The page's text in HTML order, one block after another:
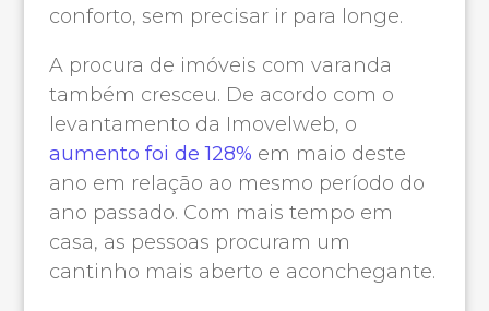
conforto, sem precisar ir para longe.
A procura de imóveis com varanda
também cresceu. De acordo com o
levantamento da Imovelweb, o
aumento foi de 128% em maio deste
ano em relação ao mesmo período do
ano passado. Com mais tempo em
casa, as pessoas procuram um
cantinho mais aberto e aconchegante.